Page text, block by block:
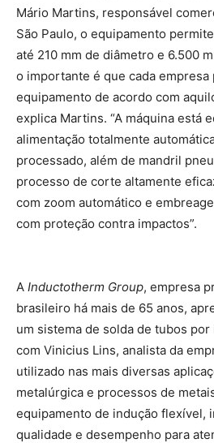
Mário Martins, responsável
São Paulo, o equipamento
até 210 mm de diâmetro e 6.500
o importante é que cada empresa
equipamento de acordo com
explica Martins. “A máquina está
alimentação totalmente
processado, além de mandril
processo de corte altamente
com zoom automático e
com proteção contra impactos”.
A Inductotherm Group, empresa
brasileiro há mais de 65 anos,
um sistema de solda de tubos
com Vinicius Lins, analista da
utilizado nas mais diversas
metalúrgica e processos de
equipamento de indução flexível,
qualidade e desempenho para